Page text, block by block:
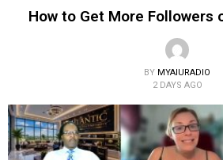
How to Get More Followers
BY MYAIURADIO
2 DAYS AGO